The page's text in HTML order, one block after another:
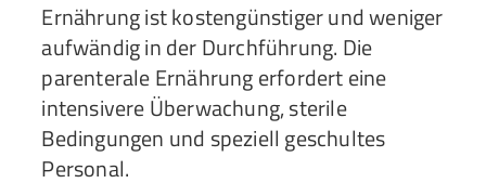
Ernährung ist kostengünstiger und weniger
aufwändig in der Durchführung. Die
parenterale Ernährung erfordert eine
intensivere Überwachung, sterile
Bedingungen und speziell geschultes
Personal.